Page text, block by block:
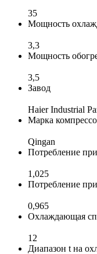
35
Мощность
3,3
Мощность
3,5
Завод
Haier Industrial
Марка
Qingan
Потребление
1,025
Потребление
0,965
Охлаждающая
12
Диапазон t на